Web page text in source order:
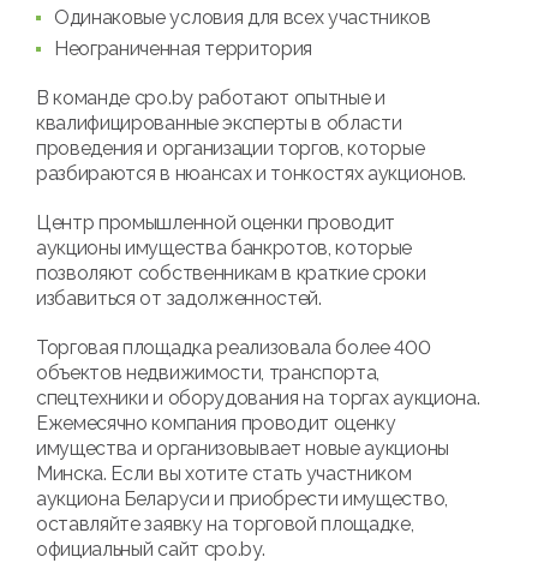
Одинаковые условия для всех участников
Неограниченная территория
В команде cpo.by работают опытные и
квалифицированные эксперты в области
проведения и организации торгов, которые
разбираются в нюансах и тонкостях аукционов.
Центр промышленной оценки проводит
аукционы имущества банкротов, которые
позволяют собственникам в краткие сроки
избавиться от задолженностей.
Торговая площадка реализовала более 400
объектов недвижимости, транспорта,
спецтехники и оборудования на торгах аукциона.
Ежемесячно компания проводит оценку
имущества и организовывает новые аукционы
Минска. Если вы хотите стать участником
аукциона Беларуси и приобрести имущество,
оставляйте заявку на торговой площадке,
официальный сайт cpo.by.